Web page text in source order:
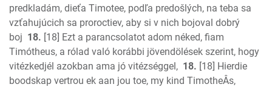
predkladám, dieťa Timotee, podľa predošlých, na teba sa
vzťahujúcich sa proroctiev, aby si v nich bojoval dobrý
boj 18. [18] Ezt a parancsolatot adom néked, fiam
Timótheus, a rólad való korábbi jövendölések szerint, hogy
vitézkedjél azokban ama jó vitézséggel, 18. [18] Hierdie
boodskap vertrou ek aan jou toe, my kind TimotheÂs,